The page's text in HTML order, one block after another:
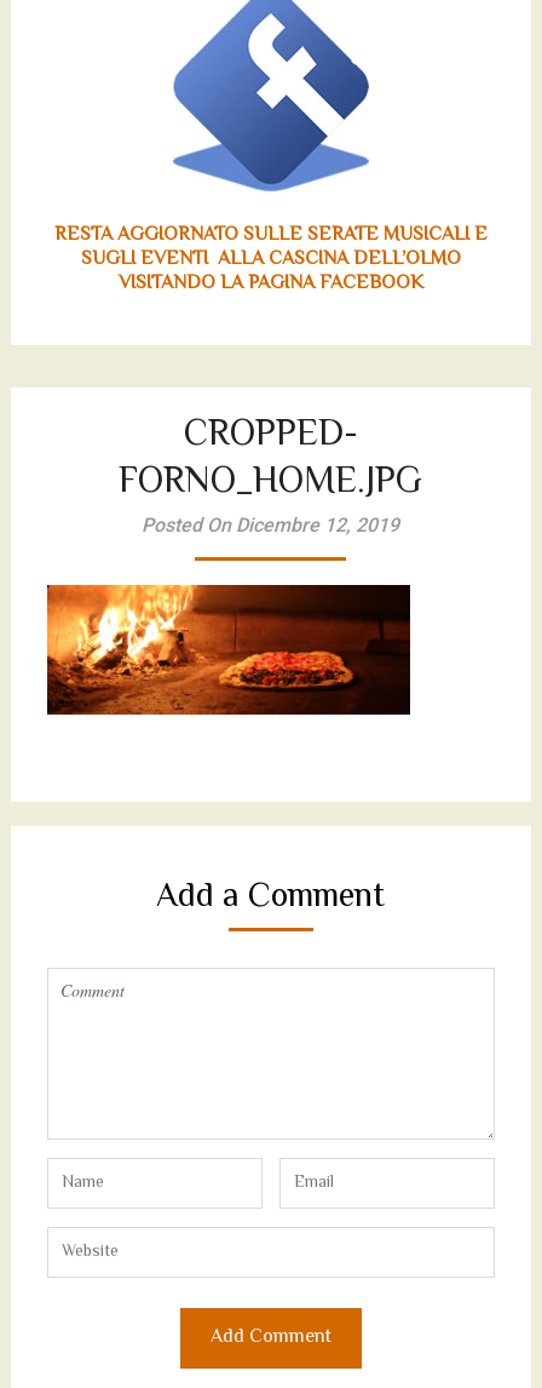
RESTA AGGIORNATO SULLE SERATE MUSICALI E
SUGLI EVENTI ALLA CASCINA DELL’OLMO
VISITANDO LA PAGINA FACEBOOK
CROPPED-
FORNO_HOME.JPG
Posted On Dicembre 12, 2019
Add a Comment